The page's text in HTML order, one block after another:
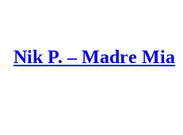
Nik P. – Madre Mia